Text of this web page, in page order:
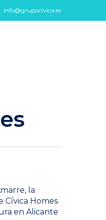
info@grupocivica.es
la
Cívica Homes
en Alicante